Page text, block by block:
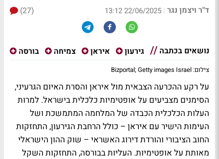
ד"ר ויצמן נגר |
22/06/2025 13:12
(27)
נושאים בכתבה גירעון איראן צמיחה בורסה
צילום: Bizportal; Getty images Israel
על רקע ההכרעה הצבאית מול איראן והסרת האיום הגרעיני,
הסימנים מצביעים על אופטימיות כלכלית בישראל. למרות
העלות הכלכלית הכבדה של המלחמה המתמשכת ושל
העימות הישיר עם איראן – כולל הרחבת הגירעון, התחזקות
החוב הציבורי והורדת דירוג האשראי – שוק ההון הישראלי
מאותת על אופטימיות. העליות בבורסה, התחזקות השקל